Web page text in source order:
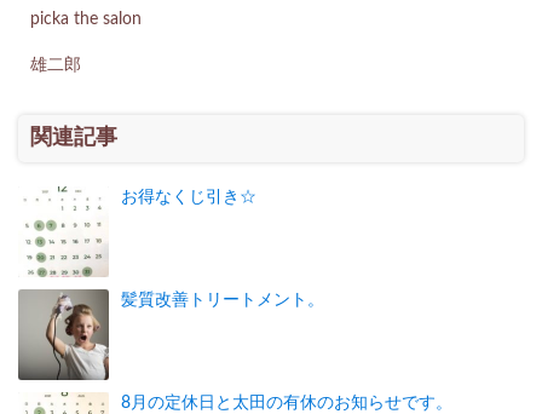
picka the salon
雄二郎
関連記事
お得なくじ引き☆
髪質改善トリートメント。
8月の定休日と太田の有休のお知らせです。